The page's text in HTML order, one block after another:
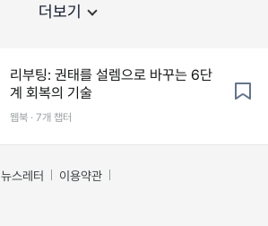
더보기
리부팅: 권태를 설렘으로 바꾸는 6단
계 회복의 기술
웹북 · 7개 챕터
뉴스레터
이용약관